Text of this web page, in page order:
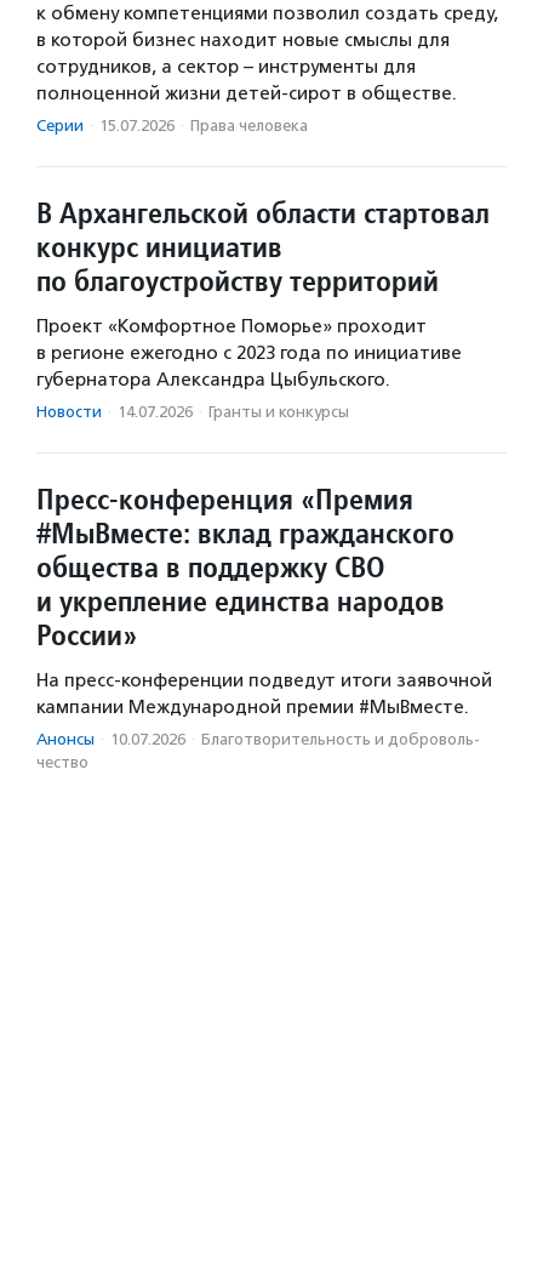
к обмену компетенциями позволил создать среду,
в которой бизнес находит новые смыслы для
сотрудников, а сектор – инструменты для
полноценной жизни детей-сирот в обществе.
Серии · 15.07.2026 · Права человека
В Архангельской области стартовал
конкурс инициатив
по благоустройству территорий
Проект «Комфортное Поморье» проходит
в регионе ежегодно с 2023 года по инициативе
губернатора Александра Цыбульского.
Новости · 14.07.2026 · Гранты и конкурсы
Пресс-конференция «Премия
#МыВместе: вклад гражданского
общества в поддержку СВО
и укрепление единства народов
России»
На пресс-конференции подведут итоги заявочной
кампании Международной премии #МыВместе.
Анонсы · 10.07.2026 · Благотвори­тель­ность и доброволь­
чест­во